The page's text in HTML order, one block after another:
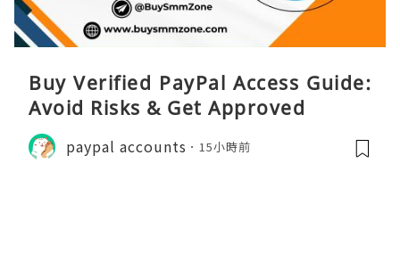
Buy Verified PayPal Access Guide:
Avoid Risks & Get Approved
paypal accounts 15小時前